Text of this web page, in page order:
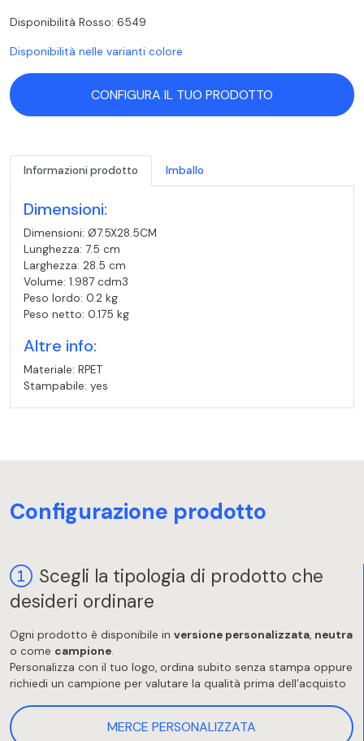
Disponibilità Rosso: 6549
Disponibilità nelle varianti colore
CONFIGURA IL TUO PRODOTTO
Informazioni prodotto Imballo
Dimensioni:
Dimensioni: Ø7.5X28.5CM
Lunghezza: 7.5 cm
Larghezza: 28.5 cm
Volume: 1.987 cdm3
Peso lordo: 0.2 kg
Peso netto: 0.175 kg
Altre info:
Materiale: RPET
Stampabile: yes
Configurazione prodotto
Scegli la tipologia di prodotto che
desideri ordinare
Ogni prodotto è disponibile in versione personalizzata, neutra
o come campione.
Personalizza con il tuo logo, ordina subito senza stampa oppure
richiedi un campione per valutare la qualità prima dell’acquisto
MERCE PERSONALIZZATA